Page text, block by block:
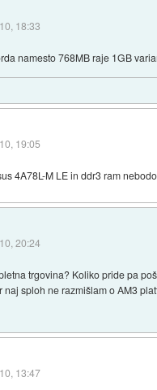
18:33
namesto 768MB raje 1GB
19:05
4A78L-M LE in ddr3 ram
20:24
trgovina? Koliko pride pa
naj sploh ne razmišlam o AM3
13:47